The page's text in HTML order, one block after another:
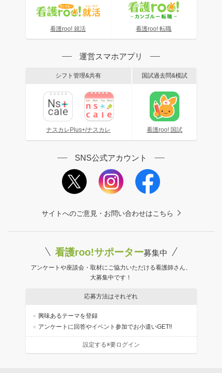
看護roo! 就活 看護roo! 転職
運営スマホアプリ
シフト管理&共有
ナスカレPlus+/ナスカレ
国試過去問&模試
看護roo! 国試
SNS公式アカウント
サイトへのご意見・お問い合わせはこちら
看護roo!サポーター募集中
アンケートや座談会・取材にご協力いただける看護師さん、
大募集中です！
応募方法はそれぞれ
興味あるテーマを登録
アンケートに回答やイベント参加でお小遣いGET!!
設定する※要ログイン